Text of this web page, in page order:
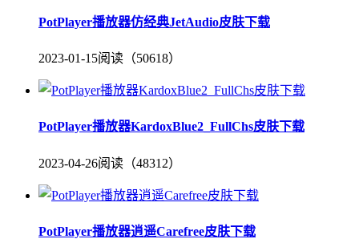
PotPlayer播放器仿经典JetAudio皮肤下载
2023-01-15阅读（50618）
PotPlayer播放器KardoxBlue2_FullChs皮肤下载
2023-04-26阅读（48312）
PotPlayer播放器逍遥Carefree皮肤下载